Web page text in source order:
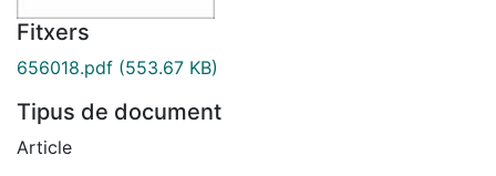
Fitxers
656018.pdf (553.67 KB)
Tipus de document
Article